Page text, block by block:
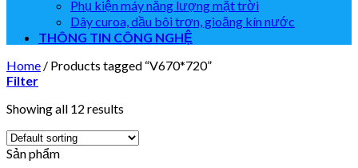
Phụ kiện máy năng lượng mặt trời
Dây curoa, dầu bôi trơn, gioăng kín nước
THÔNG TIN CÔNG NGHỆ
Home / Products tagged “V670*720”
Filter
Showing all 12 results
Sản phẩm